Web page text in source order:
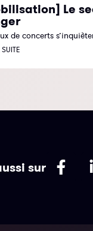
Le
de concerts
SUITE
sur